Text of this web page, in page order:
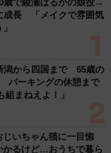
歳で綾瀬はるかの娘役→
成長 「メイクで雰囲気
潟から四国まで 65歳の
パーキングの休憩まで
まねえよ！」
いちゃん猫に一目惚
るけど…おうちで暮ら